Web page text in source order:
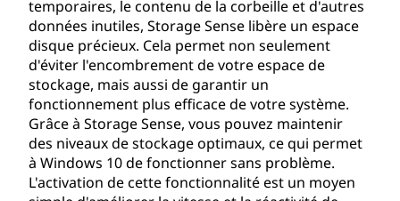
temporaires, le contenu de la corbeille et d'autres
données inutiles, Storage Sense libère un espace
disque précieux. Cela permet non seulement
d'éviter l'encombrement de votre espace de
stockage, mais aussi de garantir un
fonctionnement plus efficace de votre système.
Grâce à Storage Sense, vous pouvez maintenir
des niveaux de stockage optimaux, ce qui permet
à Windows 10 de fonctionner sans problème.
L'activation de cette fonctionnalité est un moyen